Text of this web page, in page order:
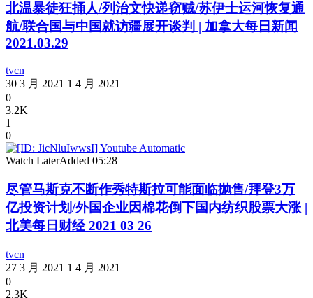
北温暴徒狂捅人/列治文快递窃贼/苏伊士运河恢复通
航/联合国与中国就访疆展开谈判 | 加拿大每日新闻
2021.03.29
tvcn
30 3 月 2021 1 4 月 2021
0
3.2K
1
0
Watch LaterAdded 05:28
尽管马斯克不断作秀特斯拉可能面临抛售/拜登3万
亿投资计划/外国企业因棉花倒下国内纺织股票大涨 |
北美每日财经 2021 03 26
tvcn
27 3 月 2021 1 4 月 2021
0
2.3K